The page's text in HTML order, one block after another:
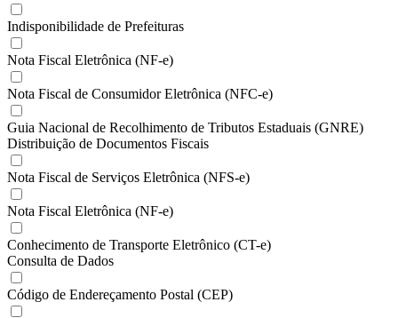
Indisponibilidade de Prefeituras
Nota Fiscal Eletrônica (NF-e)
Nota Fiscal de Consumidor Eletrônica (NFC-e)
Guia Nacional de Recolhimento de Tributos Estaduais (GNRE)
Distribuição de Documentos Fiscais
Nota Fiscal de Serviços Eletrônica (NFS-e)
Nota Fiscal Eletrônica (NF-e)
Conhecimento de Transporte Eletrônico (CT-e)
Consulta de Dados
Código de Endereçamento Postal (CEP)